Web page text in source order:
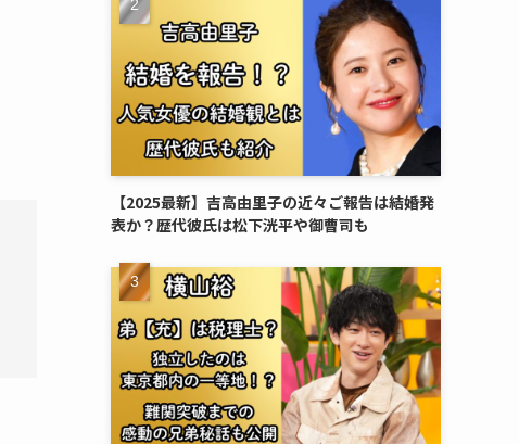
【2025最新】吉高由里子の近々ご報告は結婚発
表か？歴代彼氏は松下洸平や御曹司も